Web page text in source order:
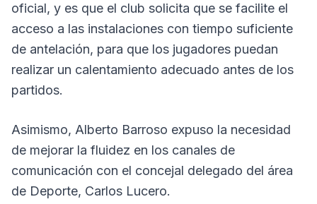
oficial, y es que el club solicita que se facilite el
acceso a las instalaciones con tiempo suficiente
de antelación, para que los jugadores puedan
realizar un calentamiento adecuado antes de los
partidos.
Asimismo, Alberto Barroso expuso la necesidad
de mejorar la fluidez en los canales de
comunicación con el concejal delegado del área
de Deporte, Carlos Lucero.